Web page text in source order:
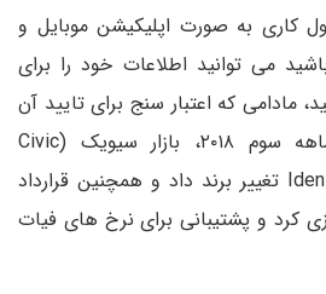
کاری به صورت اپلیکیشن موبایل و
می توانید اطلاعات خود را برای
مادامی که اعتبار سنج برای تایید آن
موجود باشد. در سه ماهه سوم ۲۰۱۸، بازار سیویک (Civic
Marketplace) را به Identity تغییر برند داد و همچنین قرارداد
کرد و پشتیبانی برای نرخ های فیات